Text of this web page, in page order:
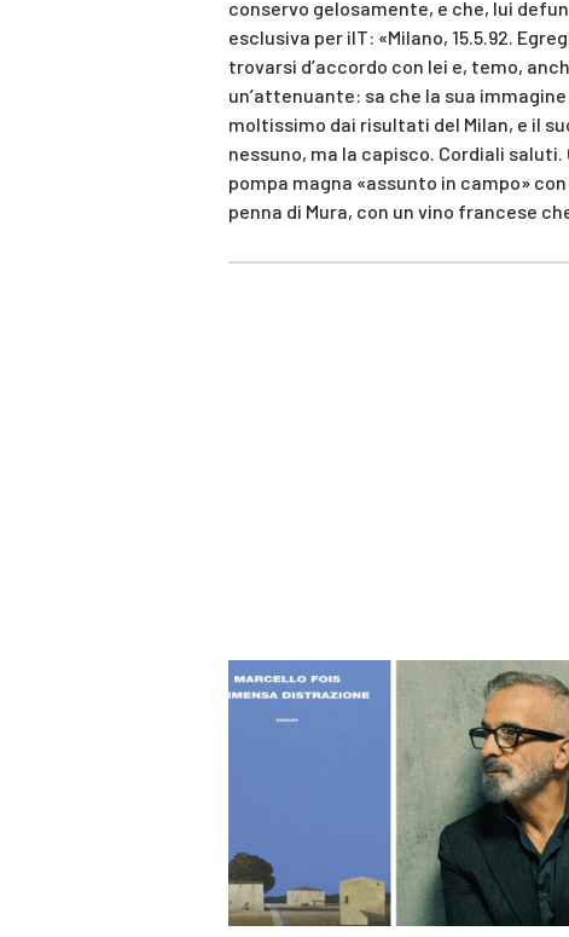
conservo gelosamente, e che, lui
esclusiva per ilT: «Milano, 15.5.92.
trovarsi d’accordo con lei e, temo,
un’attenuante: sa che la sua
moltissimo dai risultati del Milan, e il
nessuno, ma la capisco. Cordiali saluti.
pompa magna «assunto in campo»
penna di Mura, con un vino francese